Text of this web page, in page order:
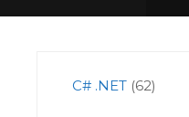
C# .NET(62)